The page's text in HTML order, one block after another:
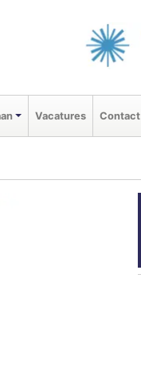
Vacatures Contact